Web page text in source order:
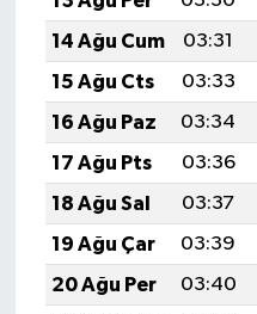
14 Ağu Cum
03:31
15 Ağu Cts
03:33
16 Ağu Paz
03:34
17 Ağu Pts
03:36
18 Ağu Sal
03:37
19 Ağu Çar
03:39
20 Ağu Per
03:40